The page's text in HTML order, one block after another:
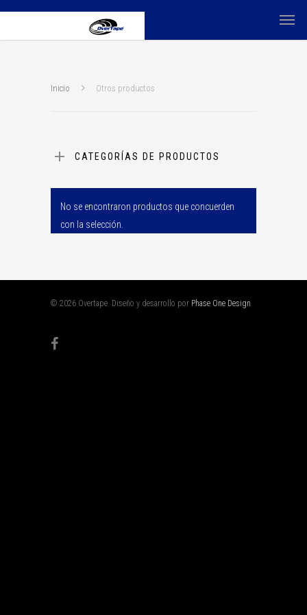
Inicio Otros productos
CATEGORÍAS DE PRODUCTOS
No se encontraron productos que concuerden
con la selección.
© 2026 Overtape. Diseño y desarrollo por Phase One Design